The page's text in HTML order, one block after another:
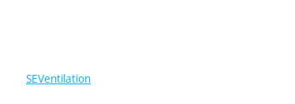
SEVentilation